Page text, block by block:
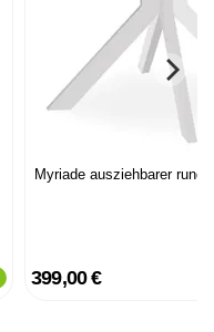
Myriade ausziehbarer
399,00 €